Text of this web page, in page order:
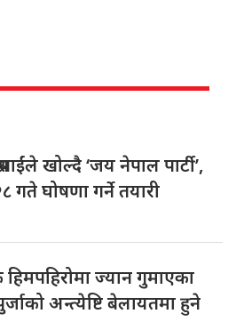
खोल्दै ‘जय नेपाल पार्टी’,
गते घोषणा गर्ने तयारी
हिमपहिरोमा ज्यान गुमाएका
अन्त्येष्टि बेलायतमा हुने